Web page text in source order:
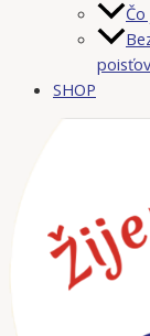
SHOP